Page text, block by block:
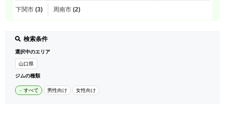
下関市 (3) 周南市 (2)
検索条件
選択中のエリア
山口県
ジムの種類
すべて 男性向け 女性向け